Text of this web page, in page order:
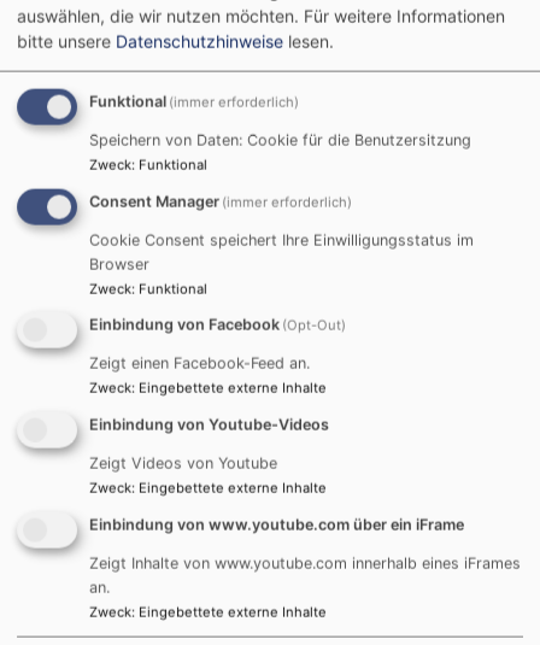
Oktave 4’
Spitzflöte 4’
Superoktave 2’
Mixtur 3fach
Trompete 8’
Gedackt 8’
Prinzipal 4’
Nachthorn 4’
Nasat 2 2/3’
Waldflöte 2’
Terz 1 3/5’
Zimbel 3fach
Oboe 8’
Tremulant
Pedal (C-d’)
Subbass 16’
Prinzipal 8’
Gedackt 8’
Oktave 4’
auswählen, die wir nutzen möchten. Für weitere Informationen
bitte unsere Datenschutzhinweise lesen.
Funktional (immer erforderlich)
Speichern von Daten: Cookie für die Benutzersitzung
Zweck: Funktional
Consent Manager (immer erforderlich)
Cookie Consent speichert Ihre Einwilligungsstatus im
Browser
Zweck: Funktional
Einbindung von Facebook (Opt-Out)
Zeigt einen Facebook-Feed an.
Zweck: Eingebettete externe Inhalte
Einbindung von Youtube-Videos
Zeigt Videos von Youtube
Zweck: Eingebettete externe Inhalte
Einbindung von www.youtube.com über ein iFrame
Zeigt Inhalte von www.youtube.com innerhalb eines iFrames
an.
Zweck: Eingebettete externe Inhalte